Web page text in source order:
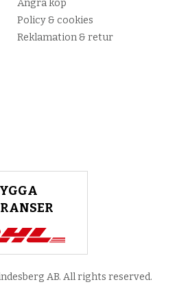
Ångra köp
Policy & cookies
Reklamation & retur
AB. All rights reserved.